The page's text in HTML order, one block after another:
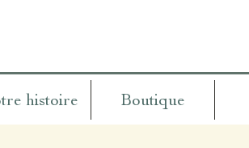
histoire Boutique